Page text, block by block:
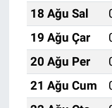
18 Ağu Sal
19 Ağu Çar
20 Ağu Per
21 Ağu Cum